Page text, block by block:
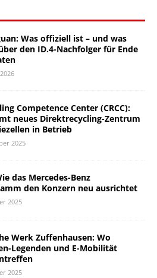
Was offiziell ist – und was
den ID.4-Nachfolger für Ende
Competence Center (CRCC):
neues Direktrecycling-Zentrum
in Betrieb
2025
das Mercedes-Benz
den Konzern neu ausrichtet
2025
Werk Zuffenhausen: Wo
Legenden und E-Mobilität
2025